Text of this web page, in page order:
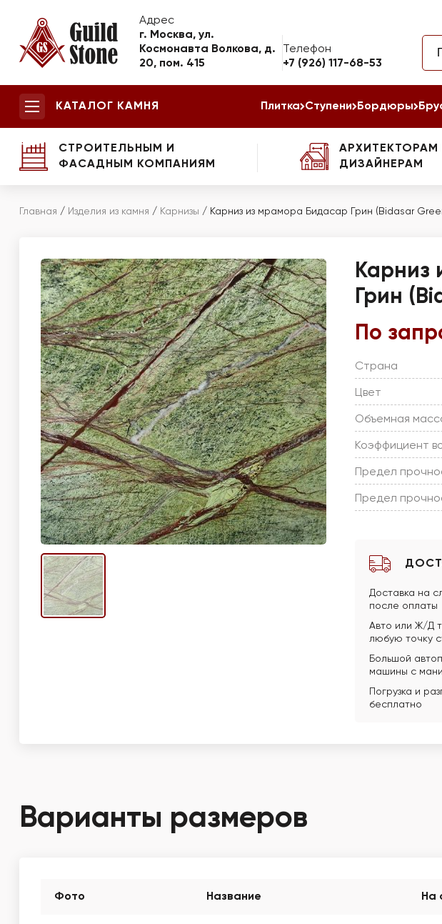
Адрес
г. Москва, ул.
Космонавта Волкова, д.
20, пом. 415
Телефон
+7 (926) 117-68-53
КАТАЛОГ КАМНЯ Плитка Ступени Бордюры
СТРОИТЕЛЬНЫМ И
ФАСАДНЫМ КОМПАНИЯМ
АРХИТЕКТОРАМ
ДИЗАЙНЕРАМ
Главная / Изделия из камня / Карнизы / Карниз из мрамора Бидасар Грин (Bidasar
Карниз
Грин
По
Страна
Цвет
Объемная
Коэффициент
Предел
Предел
Доставка на
после оплаты
Авто или Ж/Д
любую точку
Большой
машины с
Погрузка и
бесплатно
Варианты размеров
Фото Название На